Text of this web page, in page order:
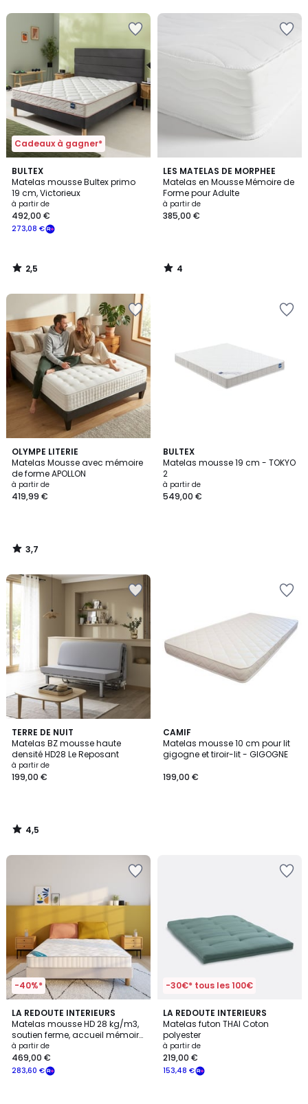
Cadeaux à gagner*
BULTEX
Matelas mousse Bultex primo
19 cm, Victorieux
à partir de
273,08 €
492,00 €
2,5
/ 5
2,5
/
LES MATELAS DE MORPHEE
Matelas en Mousse Mémoire de
Forme pour Adulte
à partir de
385,00 €
4
/
5
4
/
OLYMPE LITERIE
Matelas Mousse avec mémoire
de forme APOLLON
à partir de
419,99 €
3,7
/ 5
3,7
/
BULTEX
Matelas mousse 19 cm - TOKYO
2
à partir de
549,00 €
TERRE DE NUIT
Matelas BZ mousse haute
densité HD28 Le Reposant
à partir de
199,00 €
4,5
/ 5
4,5
/
CAMIF
Matelas mousse 10 cm pour lit
gigogne et tiroir-lit - GIGOGNE
199,00 €
-40%*
LA REDOUTE INTERIEURS
Matelas mousse HD 28 kg/m3,
soutien ferme, accueil mémoire
de forme
à partir de
283,60 €
469,00 €
4,2
/ 5
-30€* tous les 100€
LA REDOUTE INTERIEURS
Matelas futon THAI Coton
polyester
à partir de
153,48 €
219,00 €
3,1
/
5
4
Couleurs